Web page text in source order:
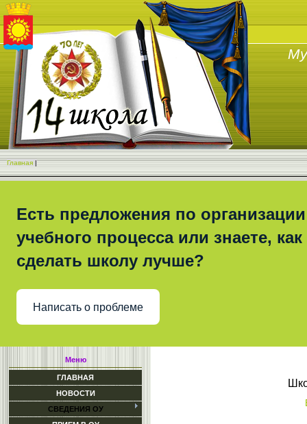
Главная |
Есть предложения по организации
учебного процесса или знаете, как
сделать школу лучше?
Написать о проблеме
Меню
ГЛАВНАЯ
НОВОСТИ
СВЕДЕНИЯ ОУ